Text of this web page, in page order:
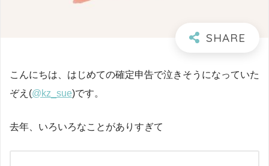
こんにちは、はじめての確定申告で泣きそうになっていた
ぞえ(@kz_sue)です。
去年、いろいろなことがありすぎて